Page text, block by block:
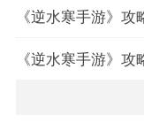
经济、科技的结合
以进阶各种强大的
行竞技，整个游戏采
《逆水寒手游》攻
《逆水寒手游》攻